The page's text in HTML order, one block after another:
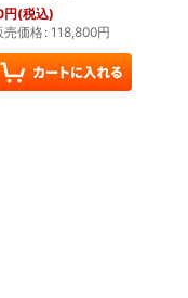
円(税込)
売価格: 118,800円